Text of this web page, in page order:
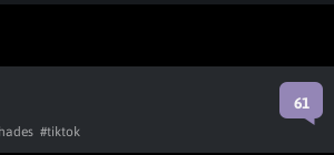
61
#tiktok